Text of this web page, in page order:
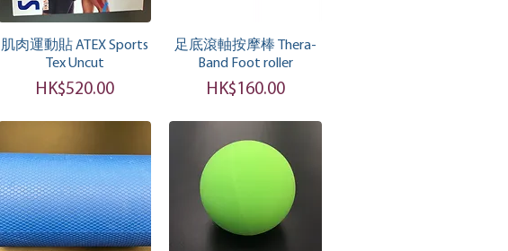
快速瀏覽
肌肉運動貼 ATEX Sports
Tex Uncut
價格
HK$520.00
快速瀏覽
足底滾軸按摩棒 Thera-
Band Foot roller
價格
HK$160.00